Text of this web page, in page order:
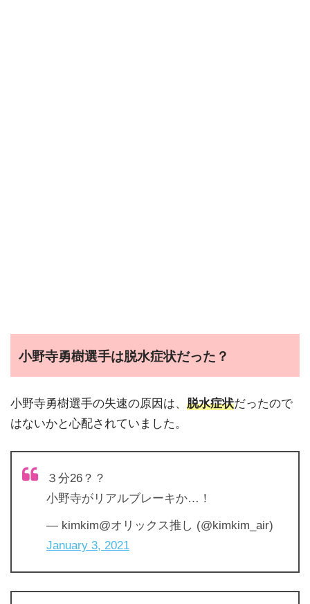
小野寺勇樹選手は脱水症状だった？
小野寺勇樹選手の失速の原因は、 脱水症状だったので
はないかと心配されていました。
３分26？？
小野寺がリアルブレーキか…！
— kimkim@オリックス推し (@kimkim_air)
January 3, 2021